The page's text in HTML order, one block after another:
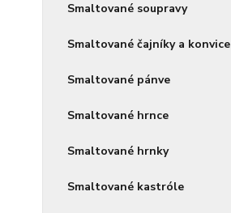
Smaltované soupravy
Smaltované čajníky a konvice
Smaltované pánve
Smaltované hrnce
Smaltované hrnky
Smaltované kastróle